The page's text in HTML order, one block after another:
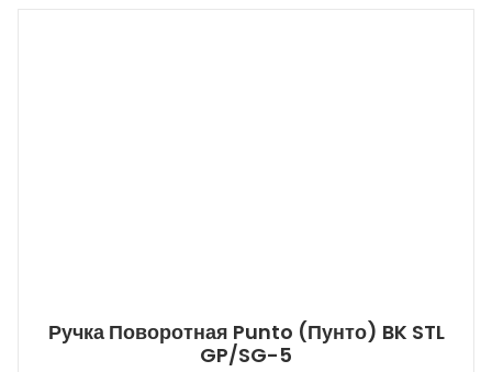
Ручка Поворотная Punto (Пунто) BK STL
GP/SG-5